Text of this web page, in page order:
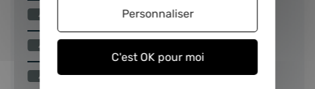
Comment entretenir ses injecteurs ?
Comment fonctionne la garantie ?
Quand faut-il changer son injecteur ?
C'est OK pour moi
Personnaliser